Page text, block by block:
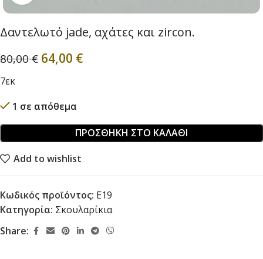
Δαντελωτό jade, αχάτες και zircon.
80,00€ 64,00 €
7εκ
1 σε απόθεμα
ΠΡΟΣΘΉΚΗ ΣΤΟ ΚΑΛΆΘΙ
Add to wishlist
Κωδικός προϊόντος: E19
Κατηγορία: Σκουλαρίκια
Share: